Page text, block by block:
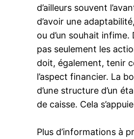
d’ailleurs souvent
d’avoir une
ou d’un souhait
pas seulement les
doit, également, tenir
l’aspect financier. La
d’une structure d’un
de caisse. Cela
Plus d’informations à